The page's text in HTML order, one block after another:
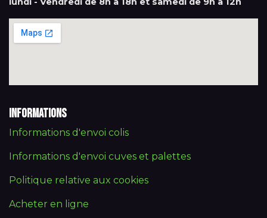
Informations
Informations d'envoi colis
Informations d'envoi cuves et palettes
Politique relative aux cookies
Acheter en ligne